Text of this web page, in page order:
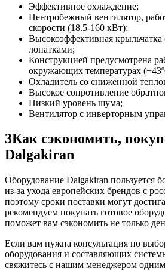
Эффективное охлаждение;
Центробежный вентилятор,
скорости (18.5-160 кВт);
Высокоэффективная крыльчатка
лопатками;
Конструкцией предусмотрена
окружающих температурах
Охладитель со сниженной
Высокое сопротивление
Низкий уровень шума;
Вентилятор с инверторным
3Как сэкономить,
Dalgakiran
Оборудование Dalgakiran пользуется
из-за ухода европейских брендов с
поэтому сроки поставки могут
рекомендуем покупать готовое
поможет вам сэкономить не только
Если вам нужна консультация по
оборудования и составляющих
свяжитесь с нашим менеджером